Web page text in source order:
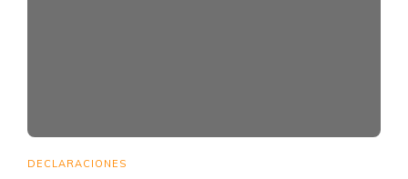
DECLARACIONES